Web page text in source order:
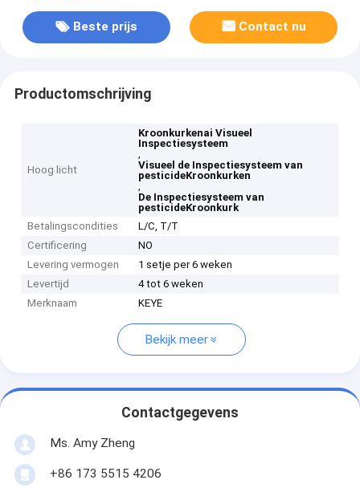
Beste prijs Contact nu
Productomschrijving
Hoog licht
Kroonkurkenai Visueel
Inspectiesysteem
,
Visueel de Inspectiesysteem van
pesticideKroonkurken
,
De Inspectiesysteem van
pesticideKroonkurk
Betalingscondities
L/C, T/T
Certificering
NO
Levering vermogen
1 setje per 6 weken
Levertijd
4 tot 6 weken
Merknaam
KEYE
Bekijk meer
Contactgegevens
Ms. Amy Zheng
+86 173 5515 4206